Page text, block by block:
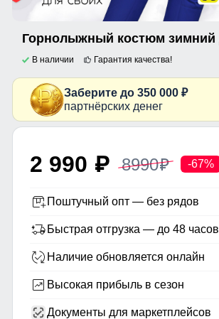
В наличии Гарантия качества!
Заберите до 350 000 ₽
партнёрских денег
2 990 p 8990p -67%
Поштучный опт — без рядов
Быстрая отгрузка — до 48 часов
Наличие обновляется онлайн
Высокая прибыль в сезон
Документы для маркетплейсов